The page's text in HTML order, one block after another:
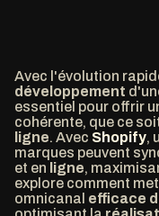
Avec l'évolution
développement
essentiel pour offrir
cohérente, que ce
ligne. Avec Shopify,
marques peuvent
et en ligne,
explore comment
omnicanal efficace